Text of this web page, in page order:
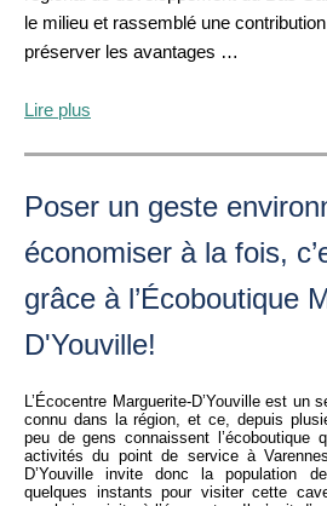
le milieu et rassemblé une
préserver les avantages …
Lire plus
Poser un geste
économiser à la fois,
grâce à l’Écoboutique
D'Youville!
L’Écocentre Marguerite-D’Youville est un
connu dans la région, et ce, depuis
peu de gens connaissent
activités du point de service à
D’Youville invite donc la population
quelques instants pour visiter cette